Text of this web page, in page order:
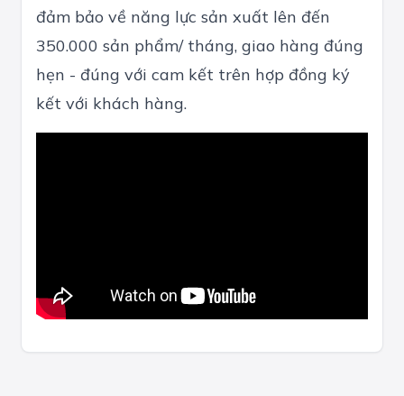
đảm bảo về năng lực sản xuất lên đến
350.000 sản phẩm/ tháng, giao hàng đúng
hẹn - đúng với cam kết trên hợp đồng ký
kết với khách hàng.